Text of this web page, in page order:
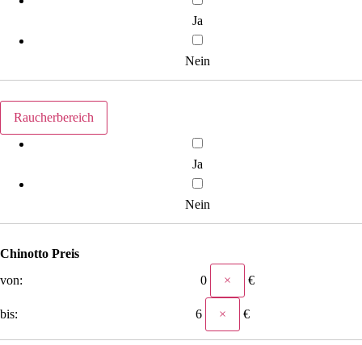
Ja
Nein
Raucherbereich
Ja
Nein
Chinotto Preis
×
×